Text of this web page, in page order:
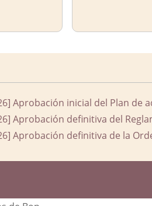
Aprobación inicial del Plan de
Aprobación definitiva del
Aprobación definitiva de la